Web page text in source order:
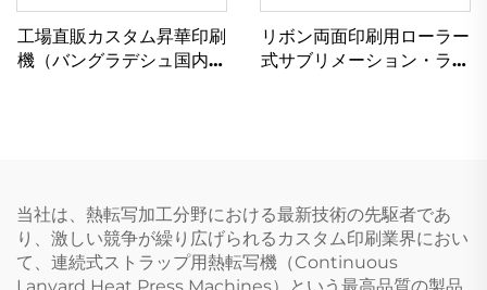
工場直販カスタム昇華印刷
機（バングラデシュ国内価
リボン両面印刷用ローラー
式サブリメーション・ラニ
当社は、熱転写加工分野における最新技術の先駆者であ
り、激しい競争が繰り広げられるカスタム印刷業界におい
て、連続式ストラップ用熱転写機（Continuous